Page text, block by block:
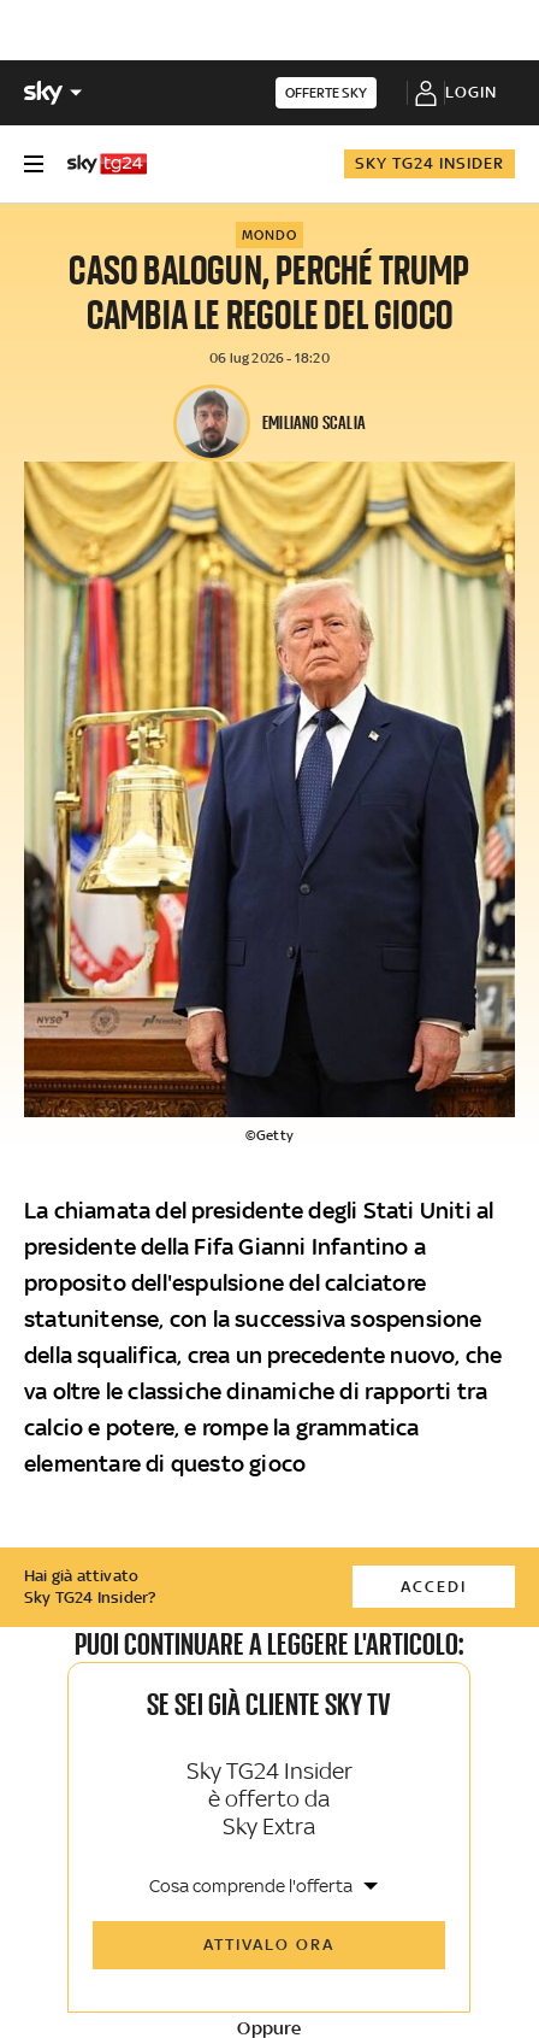
OFFERTE SKY LOGIN
SKY TG24 INSIDER
MONDO
CASO BALOGUN, PERCHÉ TRUMP
CAMBIA LE REGOLE DEL GIOCO
06 lug 2026 - 18:20
EMILIANO SCALIA
©Getty
La chiamata del presidente degli Stati Uniti al
presidente della Fifa Gianni Infantino a
proposito dell'espulsione del calciatore
statunitense, con la successiva sospensione
della squalifica, crea un precedente nuovo, che
va oltre le classiche dinamiche di rapporti tra
calcio e potere, e rompe la grammatica
elementare di questo gioco
Hai già attivato
Sky TG24 Insider?
ACCEDI
PUOI CONTINUARE A LEGGERE L'ARTICOLO:
SE SEI GIÀ CLIENTE SKY TV
Sky TG24 Insider
è offerto da
Sky Extra
Cosa comprende l'offerta
Sky Sport Insider
ATTIVALO ORA
Oppure